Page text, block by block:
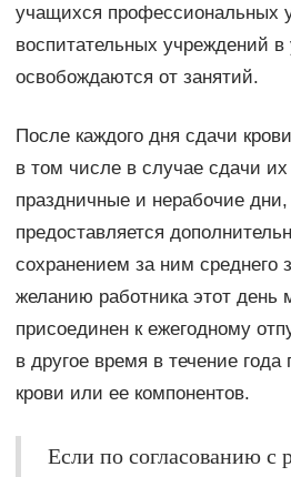
учащихся профессиональных
воспитательных учреждений в
освобождаются от занятий.
После каждого дня сдачи
в том числе в случае сдачи
праздничные и нерабочие
предоставляется
сохранением за ним среднего
желанию работника этот день
присоединен к ежегодному
в другое время в течение
крови или ее компонентов.
Если по согласованию с